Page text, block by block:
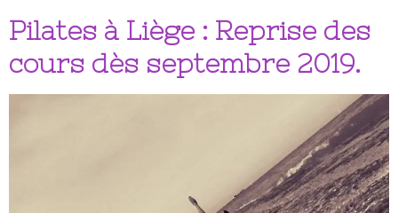
Pilates à Liège : Reprise des
cours dès septembre 2019.